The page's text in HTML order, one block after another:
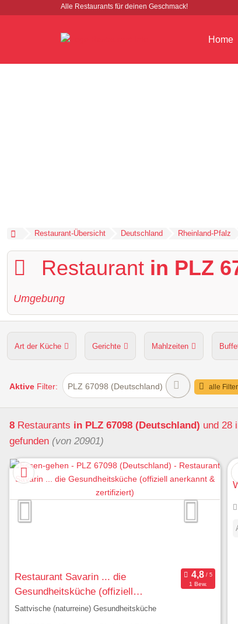
Alle Restaurants für deinen Geschmack!
Home
Restaurant-Übersicht Deutschland Rheinland-Pfalz
Restaurant in PLZ
Umgebung
Art der Küche Gerichte Mahlzeiten
Hunde erlaubt Kapazität Sitzplätze im Freien
Aktive Filter: PLZ 67098 (Deutschland) alle
8 Restaurants in PLZ 67098 (Deutschland) und 28
gefunden (von 20901)
Restaurant Savarin ... die
Gesundheitsküche (offiziell
anerkannt & zertifiziert)
1 Bew.
Sattvische (naturreine) Gesundheitsküche